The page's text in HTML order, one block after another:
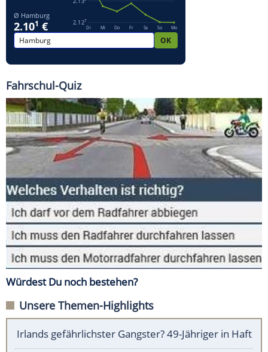
Fahrschul-Quiz
Würdest Du noch bestehen?
Unsere Themen-Highlights
Irlands gefährlichster Gangster? 49-Jähriger in Haft